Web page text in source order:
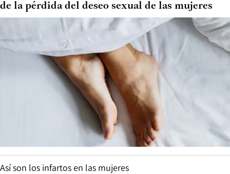
de la pérdida del deseo sexual de las mujeres
Así son los infartos en las mujeres